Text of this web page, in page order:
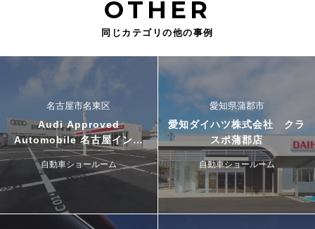
OTHER
同じカテゴリの他の事例
名古屋市名東区
Audi Approved
Automobile 名古屋インタ
ー・ドゥカティ名古屋イース
ト
自動車ショールーム
愛知県蒲郡市
愛知ダイハツ株式会社 クラ
スポ蒲郡店
自動車ショールーム